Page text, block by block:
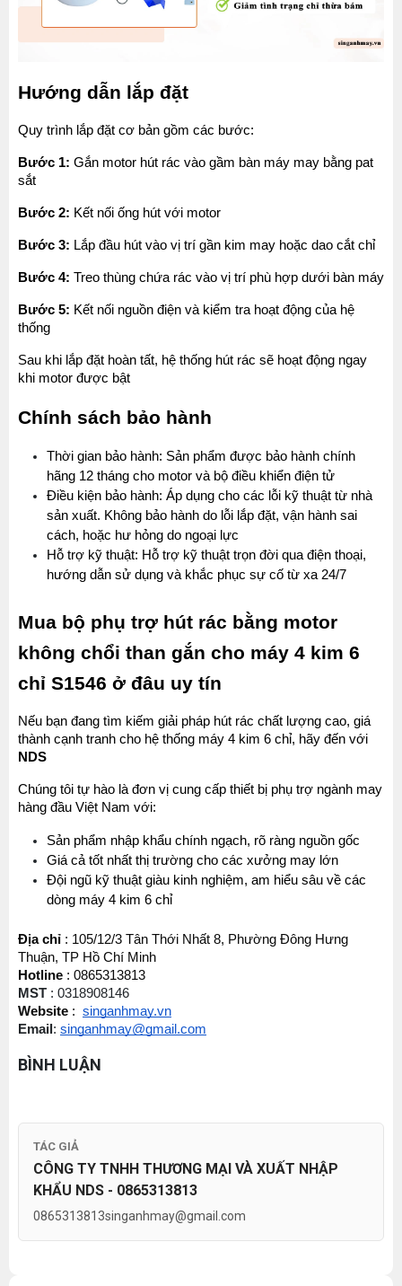
Hướng dẫn lắp đặt
Quy trình lắp đặt cơ bản gồm các bước:
Bước 1: Gắn motor hút rác vào gầm bàn máy may bằng pat
sắt
Bước 2: Kết nối ống hút với motor
Bước 3: Lắp đầu hút vào vị trí gần kim may hoặc dao cắt chỉ
Bước 4: Treo thùng chứa rác vào vị trí phù hợp dưới bàn máy
Bước 5: Kết nối nguồn điện và kiểm tra hoạt động của hệ
thống
Sau khi lắp đặt hoàn tất, hệ thống hút rác sẽ hoạt động ngay
khi motor được bật
Chính sách bảo hành
Thời gian bảo hành: Sản phẩm được bảo hành chính
hãng 12 tháng cho motor và bộ điều khiển điện tử
Điều kiện bảo hành: Áp dụng cho các lỗi kỹ thuật từ nhà
sản xuất. Không bảo hành do lỗi lắp đặt, vận hành sai
cách, hoặc hư hỏng do ngoại lực
Hỗ trợ kỹ thuật: Hỗ trợ kỹ thuật trọn đời qua điện thoại,
hướng dẫn sử dụng và khắc phục sự cố từ xa 24/7
Mua bộ phụ trợ hút rác bằng motor
không chổi than gắn cho máy 4 kim 6
chỉ S1546 ở đâu uy tín
Nếu bạn đang tìm kiếm giải pháp hút rác chất lượng cao, giá
NDS
Chúng tôi tự hào là đơn vị cung cấp thiết bị phụ trợ ngành may
hàng đầu Việt Nam với:
Sản phẩm nhập khẩu chính ngạch, rõ ràng nguồn gốc
Giá cả tốt nhất thị trường cho các xưởng may lớn
Đội ngũ kỹ thuật giàu kinh nghiệm, am hiểu sâu về các
dòng máy 4 kim 6 chỉ
Địa chỉ : 105/12/3 Tân Thới Nhất 8, Phường Đông Hưng
Thuận, TP Hồ Chí Minh
Hotline : 0865313813
MST : 0318908146
Website : singanhmay.vn
Email: singanhmay@gmail.com
BÌNH LUẬN
TÁC GIẢ
CÔNG TY TNHH THƯƠNG MẠI VÀ XUẤT NHẬP
KHẨU NDS - 0865313813
0865313813singanhmay@gmail.com
Máy May Bao Cầm Tay: Chọn Máy Chạy Pin Hay
Thứ tư, 20/11/2024
Máy May Bao Cầm Tay Chính Hãng – Giá Rẻ,
Bền, Dễ Sử Dụng (Top 3 Nên Mua)
Thứ tư, 20/11/2024
Cung cấp hóa chất công nghiệp cho doanh
nghiệp của bạn
Thứ năm, 24/10/2024
Đâu Giá Rẻ Chất Lượng Uy Tín
Thứ bảy, 08/08/2026
QuảThứ bảy, 01/08/2026
Gia Đình Đúng Kỹ Thuật
MÁY MAY BAO CẦM TAY TRỤ ĐỨNG 2 KIM
Đăng nhập để xem giá sỉ
Giá bán lẻ:
MÁY QUẤN DÂY ĐAI TỰ ĐỘNG
Giá bán lẻ:
Đăng nhập để xem giá sỉ
Giá bán lẻ:
ĐÁ MÀI MÁY CẮT VẢI CẦM TAY ĐĨA DAO 65
Đăng nhập để xem giá sỉ
Giá bán lẻ:50.000đ